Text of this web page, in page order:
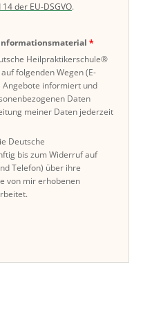
der EU-DSGVO.
Heilpraktikerschule®
folgenden Wegen (E-
Angebote informiert und
Daten
meiner Daten jederzeit
Deutsche
bis zum Widerruf auf
Telefon) über ihre
von mir erhobenen